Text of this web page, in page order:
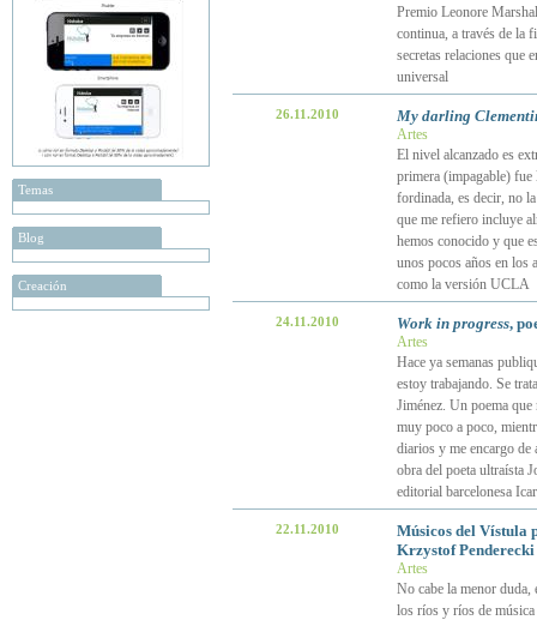
Temas
Blog
Creación
Premio Leonore
continua, a través de la
secretas relaciones que
universal
26.11.2010 My darling
Artes
El nivel alcanzado es
primera (impagable)
fordinada, es decir, no
que me refiero incluye
hemos conocido y que
unos pocos años en
como la versión UCLA
24.11.2010 Work in progress,
Artes
Hace ya semanas
estoy trabajando. Se
Jiménez. Un poema
muy poco a poco,
diarios y me encargo de
obra del poeta ultraísta
editorial barcelonesa
22.11.2010
Músicos del Vístula
Krzystof Penderecki
Artes
No cabe la menor
los ríos y ríos de